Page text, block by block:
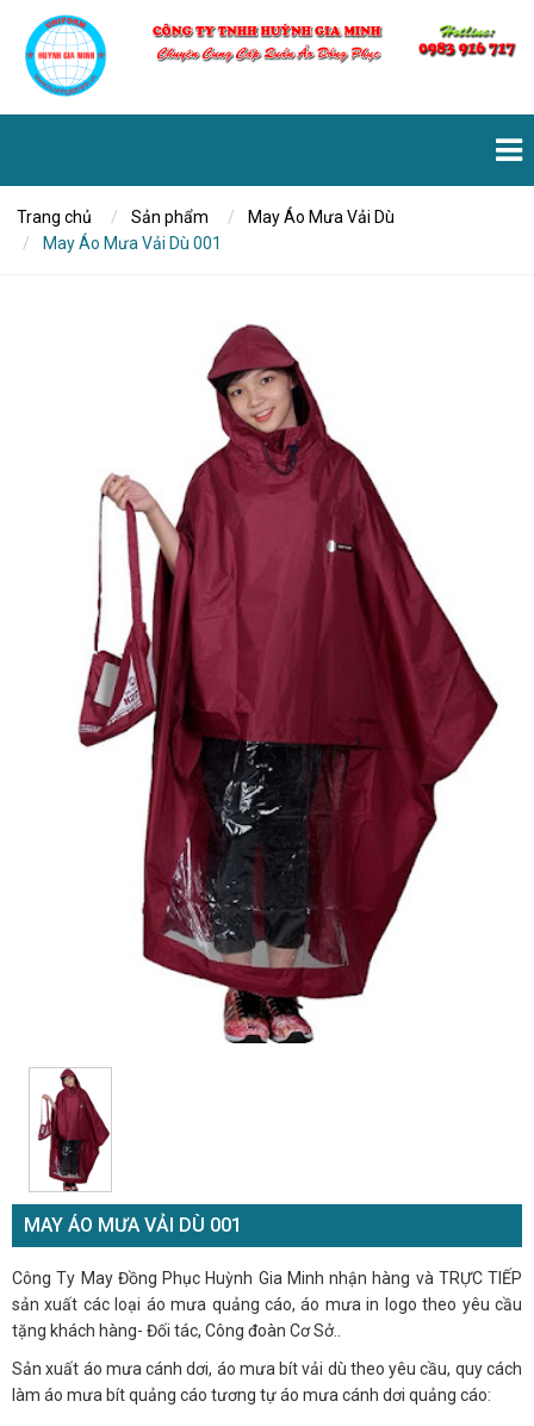
Trang chủ Sản phẩm
May Áo Mưa Vải Dù
May Áo Mưa Vải Dù 001
MAY ÁO MƯA VẢI DÙ 001
Công Ty May Đồng Phục Huỳnh Gia Minh nhận hàng và TRỰC TIẾP
sản xuất các loại áo mưa quảng cáo, áo mưa in logo theo yêu cầu
tặng khách hàng- Đối tác, Công đoàn Cơ Sở..
Sản xuất áo mưa cánh dơi, áo mưa bít vải dù theo yêu cầu, quy cách
làm áo mưa bít quảng cáo tương tự áo mưa cánh dơi quảng cáo: